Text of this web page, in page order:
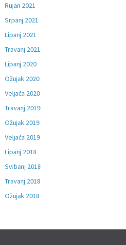
Rujan 2021
Srpanj 2021
Lipanj 2021
Travanj 2021
Lipanj 2020
Ožujak 2020
Veljača 2020
Travanj 2019
Ožujak 2019
Veljača 2019
Lipanj 2018
Svibanj 2018
Travanj 2018
Ožujak 2018